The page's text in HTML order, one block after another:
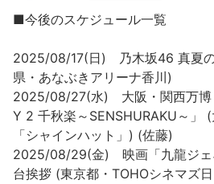
■今後のスケジュール一覧
2025/08/17(日) 乃木坂46 真夏
県・あなぶきアリーナ香川)
2025/08/27(水) 大阪・関西万博
Y 2 千秋楽～SENSHURAKU～」
「シャインハット」) (佐藤)
2025/08/29(金) 映画「九龍ジェ
台挨拶 (東京都・TOHOシネマズ